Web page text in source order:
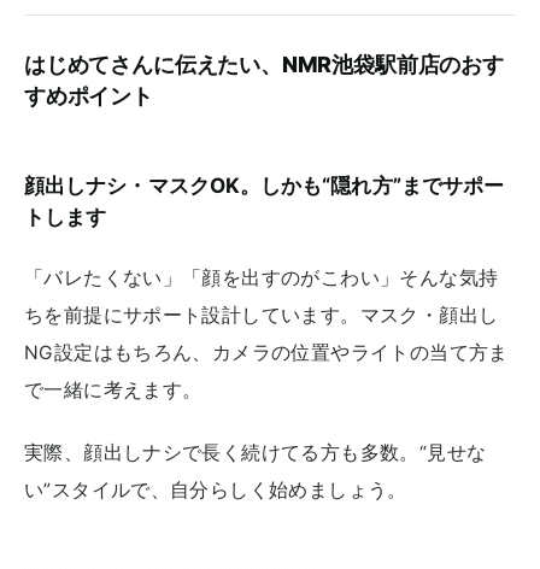
はじめてさんに伝えたい、NMR池袋駅前店のおす
すめポイント
顔出しナシ・マスクOK。しかも“隠れ方”までサポー
トします
「バレたくない」「顔を出すのがこわい」そんな気持
ちを前提にサポート設計しています。マスク・顔出し
NG設定はもちろん、カメラの位置やライトの当て方ま
で一緒に考えます。
実際、顔出しナシで長く続けてる方も多数。“見せな
い”スタイルで、自分らしく始めましょう。